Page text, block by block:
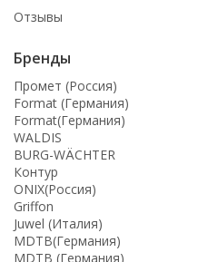
Отзывы
Бренды
Промет (Россия)
Format (Германия)
Format(Германия)
WALDIS
BURG-WÄCHTER
Контур
ONIX(Россия)
Griffon
Juwel (Италия)
MDTB(Германия)
MDTB (Германия)